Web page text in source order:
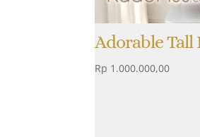
Adorable Tall
Rp 1.000.000,00